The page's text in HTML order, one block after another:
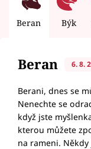
Beran Býk
Beran 6. 8.
Berani, dnes se
Nenechte se
když jste
kterou můžete
na rameni.